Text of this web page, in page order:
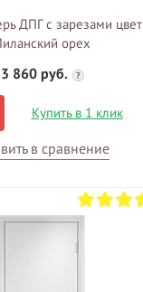
ДПГ с зарезами цвет
орех
3 860 руб.
?
Купить в 1 клик
в сравнение